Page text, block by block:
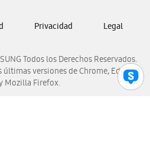
Venezuela
Todos los Derechos Reservados.
últimas versiones de Chrome, Edge,
Mozilla Firefox.
Privacidad Legal